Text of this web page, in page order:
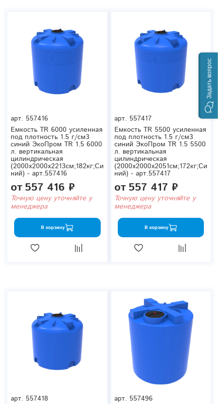
арт. 557416
Емкость TR 6000 усиленная
под плотность 1.5 г/см3
синий ЭкоПром TR 1.5 6000
л. вертикальная
цилиндрическая
(2000x2000x2213см;182кг;Си
ний) - арт.557416
от557 416 ₽
Точную цену уточняйте у
менеджера
В корзину
арт. 557417
Емкость TR 5500 усиленная
под плотность 1.5 г/см3
синий ЭкоПром TR 1.5 5500
л. вертикальная
цилиндрическая
(2000x2000x2051см;172кг;Си
ний) - арт.557417
от557 417 ₽
Точную цену уточняйте у
менеджера
В корзину
арт. 557418
арт. 557496
Задать вопрос